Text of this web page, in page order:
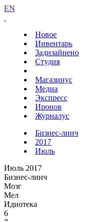
EN
Новое
Инвентарь
Задизайнено
Студия
Магазинус
Медиа
Экспресс
Иронов
Журналус
Бизнес-линч
2017
Июль
Июль 2017
Бизнес-линч
Мозг
Мел
Идиотека
6